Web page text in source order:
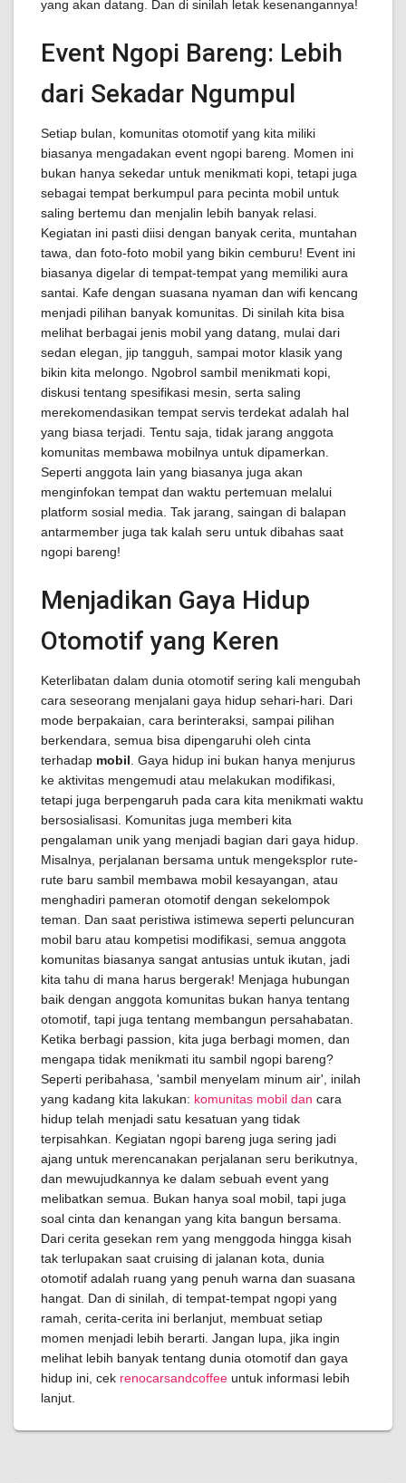
yang akan datang. Dan di sinilah letak kesenangannya!
Event Ngopi Bareng: Lebih
dari Sekadar Ngumpul
Setiap bulan, komunitas otomotif yang kita miliki
biasanya mengadakan event ngopi bareng. Momen ini
bukan hanya sekedar untuk menikmati kopi, tetapi juga
sebagai tempat berkumpul para pecinta mobil untuk
saling bertemu dan menjalin lebih banyak relasi.
Kegiatan ini pasti diisi dengan banyak cerita, muntahan
tawa, dan foto-foto mobil yang bikin cemburu! Event ini
biasanya digelar di tempat-tempat yang memiliki aura
santai. Kafe dengan suasana nyaman dan wifi kencang
menjadi pilihan banyak komunitas. Di sinilah kita bisa
melihat berbagai jenis mobil yang datang, mulai dari
sedan elegan, jip tangguh, sampai motor klasik yang
bikin kita melongo. Ngobrol sambil menikmati kopi,
diskusi tentang spesifikasi mesin, serta saling
merekomendasikan tempat servis terdekat adalah hal
yang biasa terjadi. Tentu saja, tidak jarang anggota
komunitas membawa mobilnya untuk dipamerkan.
Seperti anggota lain yang biasanya juga akan
menginfokan tempat dan waktu pertemuan melalui
platform sosial media. Tak jarang, saingan di balapan
antarmember juga tak kalah seru untuk dibahas saat
ngopi bareng!
Menjadikan Gaya Hidup
Otomotif yang Keren
Keterlibatan dalam dunia otomotif sering kali mengubah
cara seseorang menjalani gaya hidup sehari-hari. Dari
mode berpakaian, cara berinteraksi, sampai pilihan
berkendara, semua bisa dipengaruhi oleh cinta
terhadap mobil . Gaya hidup ini bukan hanya menjurus
ke aktivitas mengemudi atau melakukan modifikasi,
tetapi juga berpengaruh pada cara kita menikmati waktu
bersosialisasi. Komunitas juga memberi kita
pengalaman unik yang menjadi bagian dari gaya hidup.
Misalnya, perjalanan bersama untuk mengeksplor rute-
rute baru sambil membawa mobil kesayangan, atau
menghadiri pameran otomotif dengan sekelompok
teman. Dan saat peristiwa istimewa seperti peluncuran
mobil baru atau kompetisi modifikasi, semua anggota
komunitas biasanya sangat antusias untuk ikutan, jadi
kita tahu di mana harus bergerak! Menjaga hubungan
baik dengan anggota komunitas bukan hanya tentang
otomotif, tapi juga tentang membangun persahabatan.
Ketika berbagi passion, kita juga berbagi momen, dan
mengapa tidak menikmati itu sambil ngopi bareng?
Seperti peribahasa, 'sambil menyelam minum air', inilah
yang kadang kita lakukan: komunitas mobil dan cara
hidup telah menjadi satu kesatuan yang tidak
terpisahkan. Kegiatan ngopi bareng juga sering jadi
ajang untuk merencanakan perjalanan seru berikutnya,
dan mewujudkannya ke dalam sebuah event yang
melibatkan semua. Bukan hanya soal mobil, tapi juga
soal cinta dan kenangan yang kita bangun bersama.
Dari cerita gesekan rem yang menggoda hingga kisah
tak terlupakan saat cruising di jalanan kota, dunia
otomotif adalah ruang yang penuh warna dan suasana
hangat. Dan di sinilah, di tempat-tempat ngopi yang
ramah, cerita-cerita ini berlanjut, membuat setiap
momen menjadi lebih berarti. Jangan lupa, jika ingin
melihat lebih banyak tentang dunia otomotif dan gaya
hidup ini, cek renocarsandcoffee untuk informasi lebih
lanjut.